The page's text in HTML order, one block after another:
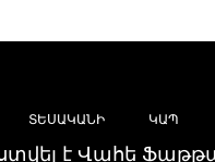
ՏԵՍԱԿԱՆԻ ԿԱՊ
է Վահե